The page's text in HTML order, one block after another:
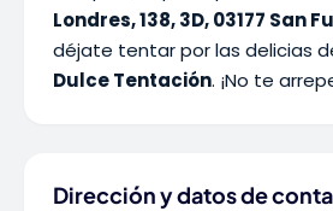
Londres, 138, 3D, 03177 San
déjate tentar por las delicias
Dulce Tentación. ¡No te
Dirección y datos de